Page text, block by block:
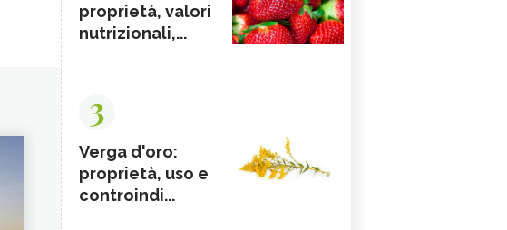
proprietà, valori
nutrizionali,...
3
Verga d'oro:
proprietà, uso e
controindi...